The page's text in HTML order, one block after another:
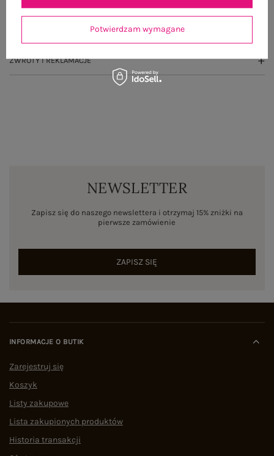
ZWROTY I REKLAMACJE
NEWSLETTER
Zapisz się do naszego newslettera i otrzymaj 15% zniżki na
pierwsze zamówienie
ZAPISZ SIĘ
INFORMACJE O BUTIK
Zarejestruj się
Koszyk
Listy zakupowe
Lista zakupionych produktów
Historia transakcji
Potwierdzam wymagane